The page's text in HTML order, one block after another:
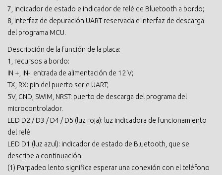
7, indicador de estado e indicador de relé de Bluetooth a bordo;
8, interfaz de depuración UART reservada e interfaz de descarga
del programa MCU.
Descripción de la función de la placa:
1, recursos a bordo:
IN +, IN-: entrada de alimentación de 12 V;
TX, RX: pin del puerto serie UART;
5V, GND, SWIM, NRST: puerto de descarga del programa del
microcontrolador.
LED D2 / D3 / D4 / D5 (luz roja): luz indicadora de funcionamiento
del relé
LED D1 (luz azul): indicador de estado de Bluetooth, que se
describe a continuación:
(1) Parpadeo lento significa esperar una conexión con el teléfono